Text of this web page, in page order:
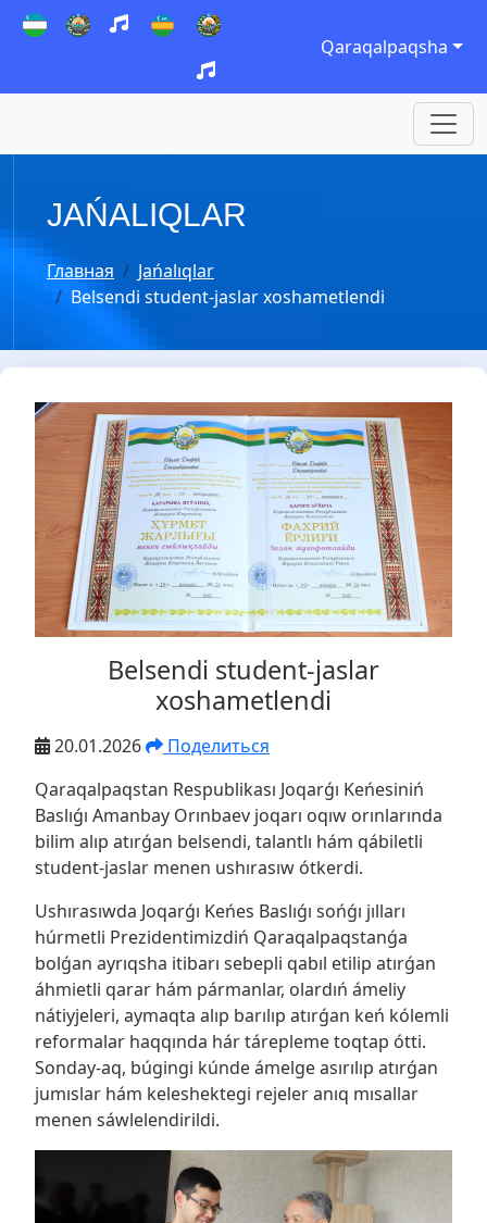
Qaraqalpaqsha
JAŃALIQLAR
Главная
Jańalıqlar
Belsendi student-jaslar xoshametlendi
Belsendi student-jaslar
xoshametlendi
20.01.2026
Поделиться
Qaraqalpaqstan Respublikası Joqarǵı Keńesiniń
Baslıǵı Amanbay Orınbaev joqarı oqıw orınlarında
bilim alıp atırǵan belsendi, talantlı hám qábiletli
student-jaslar menen ushırasıw ótkerdi.
Ushırasıwda Joqarǵı Keńes Baslıǵı sońǵı jılları
húrmetli Prezidentimizdiń Qaraqalpaqstanǵa
bolǵan ayrıqsha itibarı sebepli qabıl etilip atırǵan
áhmietli qarar hám pármanlar, olardıń ámeliy
nátiyjeleri, aymaqta alıp barılıp atırǵan keń kólemli
reformalar haqqında hár tárepleme toqtap ótti.
Sonday-aq, búgingi kúnde ámelge asırılıp atırǵan
jumıslar hám keleshektegi rejeler anıq mısallar
menen sáwlelendirildi.